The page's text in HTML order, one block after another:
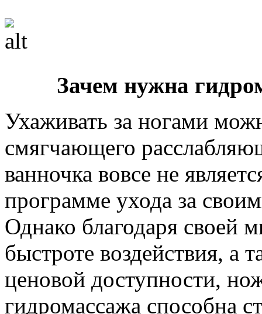
Зачем нужна
Ухаживать за ногами
смягчающего
ванночка вовсе не
программе ухода за
Однако благодаря своей
быстроте воздействия, а
ценовой доступности,
гидромассажа способна